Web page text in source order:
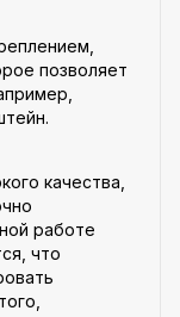
позволяет
качества,
работе
что